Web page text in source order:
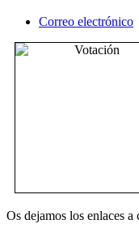
Correo electrónico
Os dejamos los enlaces a